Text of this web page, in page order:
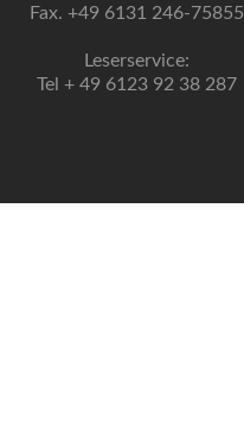
Fax. +49 6131 246-75855
Leserservice:
Tel + 49 6123 92 38 287